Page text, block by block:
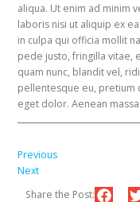
aliqua. Ut enim ad minim
laboris nisi ut aliquip ex
in culpa qui officia mollit
pede justo, fringilla vitae,
quam nunc, blandit vel,
pellentesque eu, pretium
eget dolor. Aenean
Previous
Next
Share the Post: